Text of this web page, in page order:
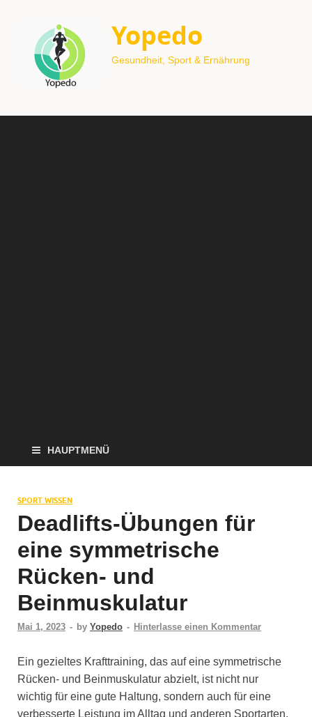
Yopedo
Gesundheit, Sport & Ernährung
HAUPTMENÜ
SPORT WISSEN
Deadlifts-Übungen für
eine symmetrische
Rücken- und
Beinmuskulatur
Mai 1, 2023 - by Yopedo - Hinterlasse einen Kommentar
Ein gezieltes Krafttraining, das auf eine symmetrische
Rücken- und Beinmuskulatur abzielt, ist nicht nur
wichtig für eine gute Haltung, sondern auch für eine
verbesserte Leistung im Alltag und anderen Sportarten.